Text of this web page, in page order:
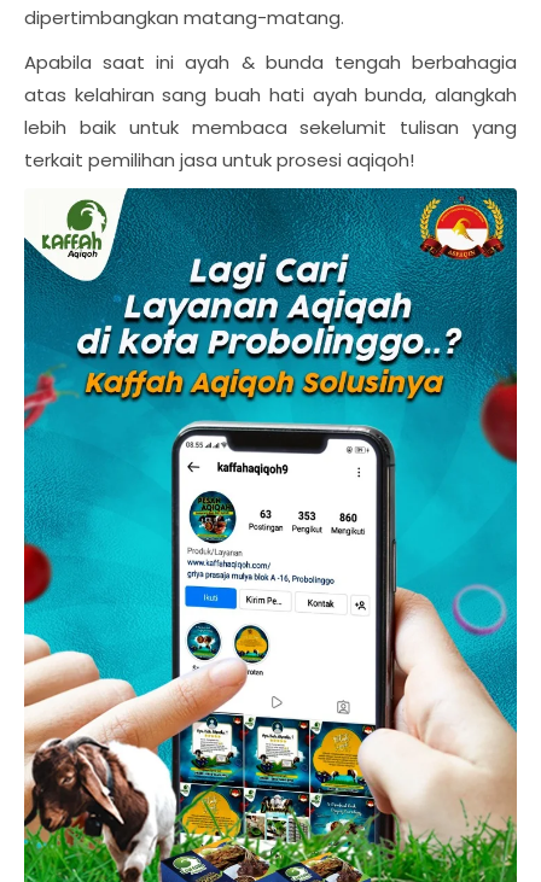
dipertimbangkan matang-matang.
Apabila saat ini ayah & bunda tengah berbahagia
atas kelahiran sang buah hati ayah bunda, alangkah
lebih baik untuk membaca sekelumit tulisan yang
terkait pemilihan jasa untuk prosesi aqiqoh!